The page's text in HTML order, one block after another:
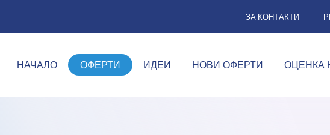
ЗА КОНТАКТИ
НАЧАЛО ОФЕРТИ ИДЕИ НОВИ ОФЕРТИ ОЦЕНКА